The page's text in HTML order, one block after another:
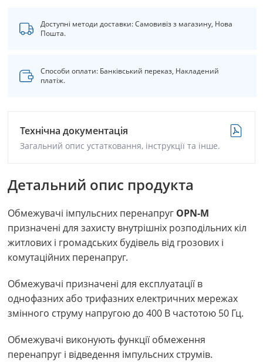
Доступні методи доставки: Самовивіз з магазину, Нова
Пошта.
Способи оплати: Банківський переказ, Накладений
платіж.
Технічна документація
Загальний опис устатковання, інструкції та інше.
Детальний опис продукта
Обмежувачі імпульсних перенапруг OPN-M
призначені для захисту внутрішніх розподільних кіл
житлових і громадських будівель від грозових і
комутаційних перенапруг.
Обмежувачі призначені для експлуатації в
однофазних або трифазних електричних мережах
змінного струму напругою до 400 В частотою 50 Гц.
Обмежувачі виконують функції обмеження
перенапруг і відведення імпульсних струмів.